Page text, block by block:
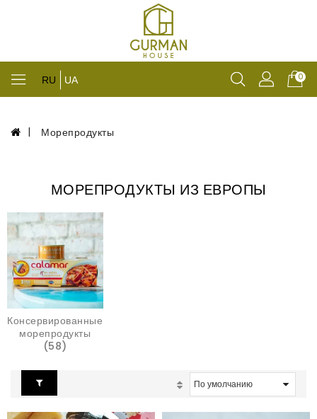
RU UA 0
Морепродукты
МОРЕПРОДУКТЫ ИЗ ЕВРОПЫ
Консервированные
морепродукты
(58)